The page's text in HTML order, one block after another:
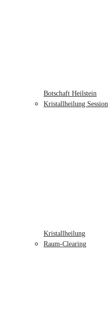
Botschaft Heilstein
Kristallheilung Session
Kristallheilung
Raum-Clearing